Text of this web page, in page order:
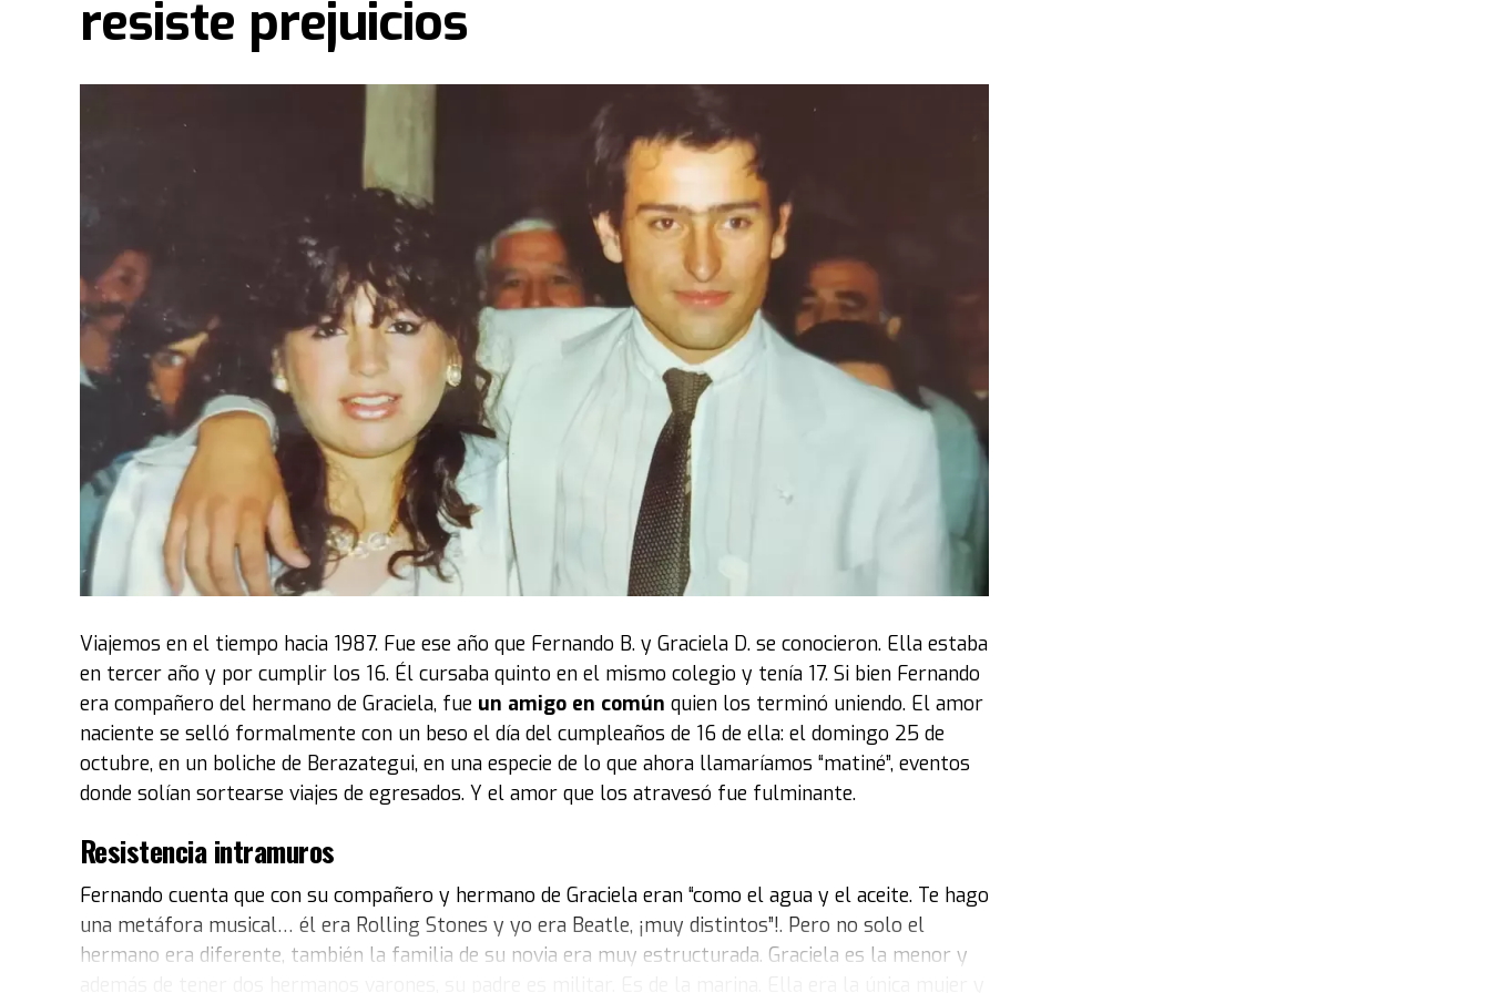
El proceso para que las llaves de aquel mítico auto deportivo llegaran a las manos de Maradona fue
caótico.Guillermo Coppola, exmanager del Diez, tuvo que convencer al mismísimo Enzo Ferrari de
pintar de negro un modelo que solo conocía el rojo. Luego, gestionó la venta del coche en un
aeropuerto por un precio mayor al que había pagado originalmente, con el fin de reconciliar a
Ferlaino con Diego. Algo de esa historia estuvo presente en Buenos Aires.
“Tenemos una gran colección de Maradona porque obviamente es un gran ícono del fútbol. Se puede
ver la evolución de su vestuario desde que tiene un short del Cebollitas, pasando por mítico año 86 y
llegando hasta cuando le hacen su partido despedida", explica Acacia. Junto a la Ferrari negra se
iluminó la camiseta titular del Napoli que usó Diego.
“Traer estos objetos y vehículos fue toda una experiencia”, cuenta la curadora. "
Esta fue una primera
vez que tuvimos que traer vehículos y toda una colección pasando la cordillera
. Se necesitaron
unos 11 camiones especializados para estos 15 autos. Fue un trabajo bien inusual para el museo:
tuvimos que esperarlos, bajarlos, recibirlos y subirlos a las plataformas para luego ubicarlos en el
pabellón".
Luego, explicó el criterio con el que se montó el evento al que pueden concurrir los fanáticos hasta el
2 de octubre en Costa Salguero. “La idea de la exposición, como decía el título, fue '
Íconos sobre
Ruedas’. Por lo tanto, se eligieron vehículos emblemáticos. Obviamente, para la Argentina,este de
personaje, comoMarilyn Monroe".
Entre los coches exhibidos también estuvo el legendarioDeLoreanque se utilizó en la célebre
película Volver al Futuro. El modelo fue abierto para el público, mostrando los detalles de un
tablero que permanece impoluto y colorido.
personalidades de ese tipo y autos icónicos del cine, como el
propietario“, expresó Acacia.
“Si podemos nombrar algunos de los autos, el más representativo es el de Diego Maradona. Pero
resiste prejuicios
Viajemos en el tiempo hacia 1987. Fue ese año que Fernando B. y Graciela D. se conocieron. Ella estaba
en tercer año y por cumplir los 16. Él cursaba quinto en el mismo colegio y tenía 17. Si bien Fernando
era compañero del hermano de Graciela, fue un amigo en común quien los terminó uniendo. El amor
naciente se selló formalmente con un beso el día del cumpleaños de 16 de ella: el domingo 25 de
octubre, en un boliche de Berazategui, en una especie de lo que ahora llamaríamos “matiné”, eventos
donde solían sortearse viajes de egresados. Y el amor que los atravesó fue fulminante.
Resistencia intramuros
Fernando cuenta que con su compañero y hermano de Graciela eran “como el agua y el aceite. Te hago
una metáfora musical… él era Rolling Stones y yo era Beatle, ¡muy distintos”!. Pero no solo el
hermano era diferente, también la familia de su novia era muy estructurada. Graciela es la menor y